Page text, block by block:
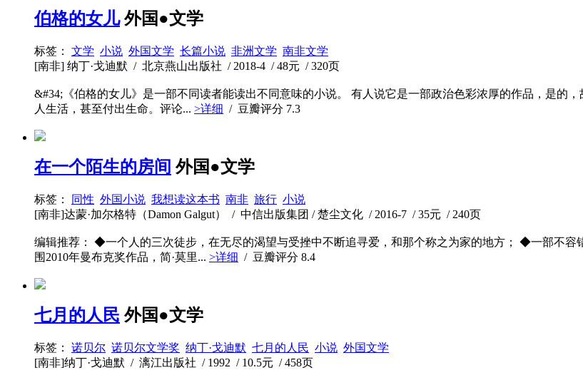
伯格的女儿 外国●文学
标签： 文学 小说 外国文学 长篇小说 非洲文学 南非文学
[南非] 纳丁·戈迪默 / 北京燕山出版社 / 2018-4 / 48元 / 320页
&#34;《伯格的女儿》是一部不同读者能读出不同意味的小说。 有人说它是一部政治色彩浓厚的作品，是的
人生活，甚至付出生命。评论... >详细 / 豆瓣评分 7.3
在一个陌生的房间 外国●文学
标签： 同性 外国小说 我想读这本书 南非 旅行 小说
[南非]达蒙·加尔格特（Damon Galgut） / 中信出版集团 / 楚尘文化 / 2016-7 / 35元 / 240页
编辑推荐： ◆一个人的三次徒步，在无尽的渴望与受挫中不断追寻爱，和那个称之为家的地方； ◆一部不
围2010年曼布克奖作品，简·莫里... >详细 / 豆瓣评分 8.4
七月的人民 外国●文学
标签： 诺贝尔 诺贝尔文学奖 纳丁·戈迪默 七月的人民 小说 外国文学
[南非]纳丁·戈迪默 / 漓江出版社 / 1992 / 10.5元 / 458页